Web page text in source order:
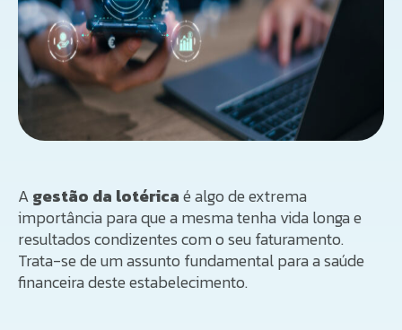
Agestão da lotéricaé algo de extrema
importância para que a mesma tenha vida longa e
resultados condizentes com o seu faturamento.
Trata-se de um assunto fundamental para a saúde
financeira deste estabelecimento.